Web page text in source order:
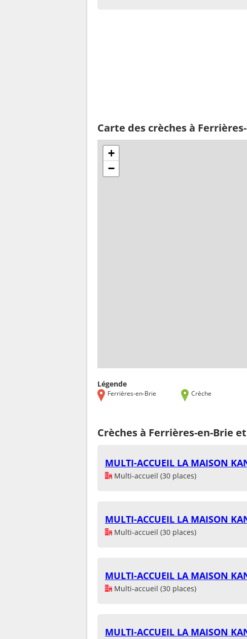
Carte des crèches à
+
−
Légende
Ferrières-en-Brie Crèche
Crèches à Ferrières-en-Brie
MULTI-ACCUEIL LA MAISON
Multi-accueil (30 places)
MULTI-ACCUEIL LA MAISON
Multi-accueil (30 places)
MULTI-ACCUEIL LA MAISON
Multi-accueil (30 places)
MULTI-ACCUEIL LA MAISON